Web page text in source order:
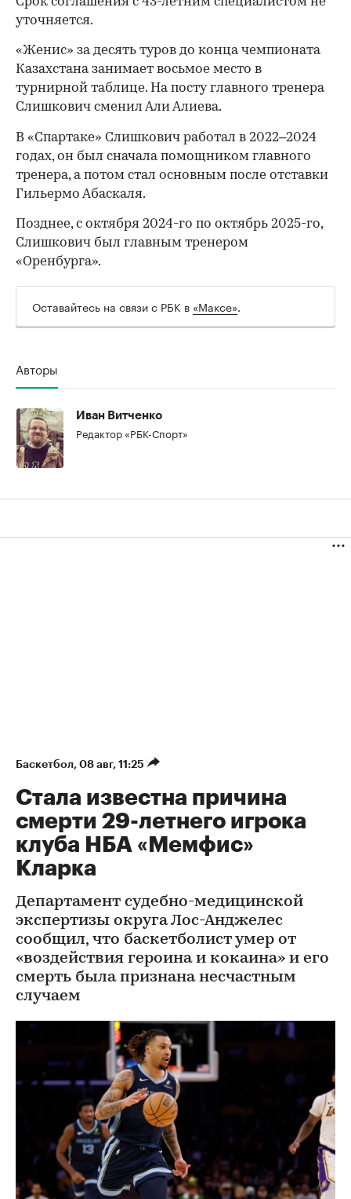
уточняется.
«Женис» за десять туров до конца чемпионата
Казахстана занимает восьмое место в
турнирной таблице. На посту главного тренера
Слишкович сменил Али Алиева.
00:00 / 00:00
В «Спартаке» Слишкович работал в 2022–2024
годах, он был сначала помощником главного
тренера, а потом стал основным после отставки
Гильермо Абаскаля.
Позднее, с октября 2024-го по октябрь 2025-го,
Слишкович был главным тренером
«Оренбурга».
Оставайтесь на связи с РБК в «Максе».
Авторы
Иван Витченко
Редактор «РБК-Спорт»
Баскетбол 08 авг, 11:25
Стала известна причина
смерти 29-летнего игрока
клуба НБА «Мемфис»
Кларка
Департамент судебно-медицинской
экспертизы округа Лос-Анджелес
сообщил, что баскетболист умер от
«воздействия героина и кокаина» и его
смерть была признана несчастным
случаем